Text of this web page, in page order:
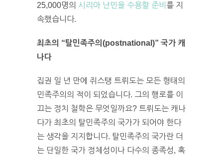
25,000명의 시리아 난민을 수용할 준비 를 지
속했습니다.
최초의 “탈민족주의(postnational)” 국가 캐
나다
집권 일 년 만에 쥐스탱 트뤼도는 모든 형태의
민족주의의 적이 되었습니다. 그의 행로를 이
끄는 정치 철학은 무엇일까요? 트뤼도는 캐나
다가 최초의 탈민족주의 국가가 되어야 한다
는 생각을 지지합니다. 탈민족주의 국가란 더
는 단일한 국가 정체성이나 다수의 종족성, 혹